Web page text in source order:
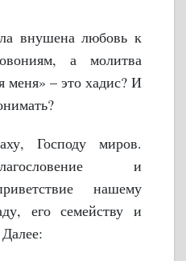
внушена любовь к
а молитва
меня» – это хадис? И
Господу миров.
и
нашему
его семейству и